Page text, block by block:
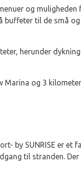
og
til de små
herunder
og 3
by SUNRISE er et
til stranden.